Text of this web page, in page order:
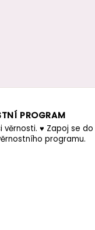
PROGRAM
věrnosti. ♥ Zapoj se do
programu.